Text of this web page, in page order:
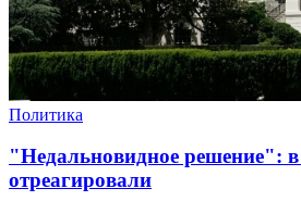
Политика
"Недальновидное решение":
отреагировали